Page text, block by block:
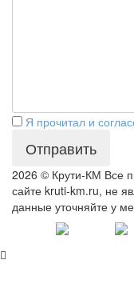
Я прочитал и
Отправить
2026 © Крути-КМ Все
сайте kruti-km.ru, не
данные уточняйте у